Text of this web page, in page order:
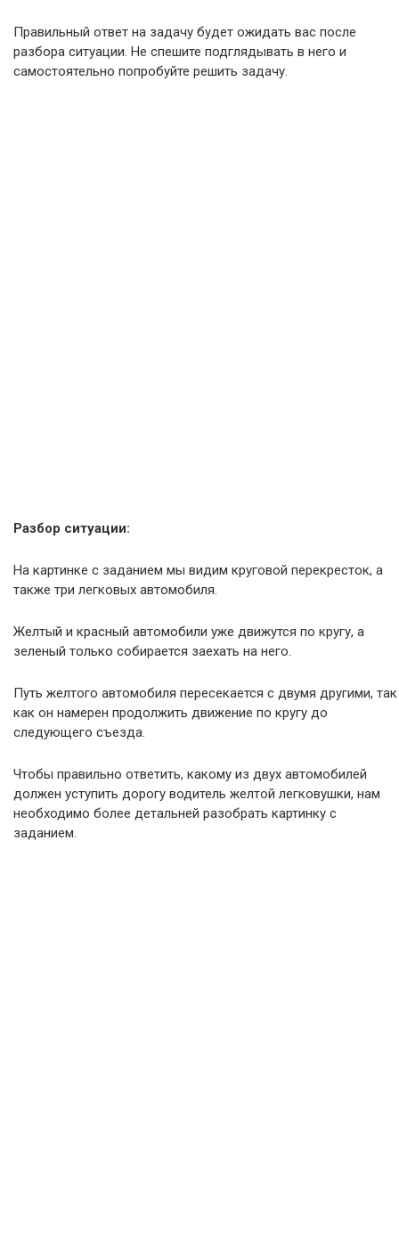
Правильный ответ на задачу будет ожидать вас после
разбора ситуации. Не спешите подглядывать в него и
самостоятельно попробуйте решить задачу.
Разбор ситуации:
На картинке с заданием мы видим круговой перекресток, а
также три легковых автомобиля.
Желтый и красный автомобили уже движутся по кругу, а
зеленый только собирается заехать на него.
Путь желтого автомобиля пересекается с двумя другими, так
как он намерен продолжить движение по кругу до
следующего съезда.
Чтобы правильно ответить, какому из двух автомобилей
должен уступить дорогу водитель желтой легковушки, нам
необходимо более детальней разобрать картинку с
заданием.